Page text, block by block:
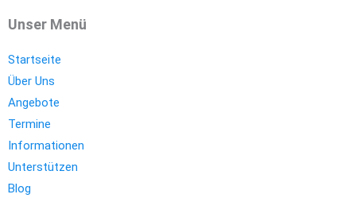
Unser Menü
Startseite
Über Uns
Angebote
Termine
Informationen
Unterstützen
Blog